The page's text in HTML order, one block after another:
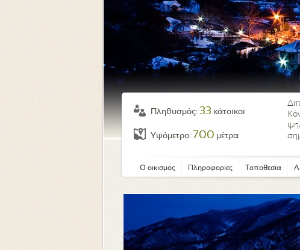
Πληθυσμός: 33 κάτοικοι
Υψόμετρο: 700 μέτρα
Ο οικισμός Πληροφορίες Τοποθεσία